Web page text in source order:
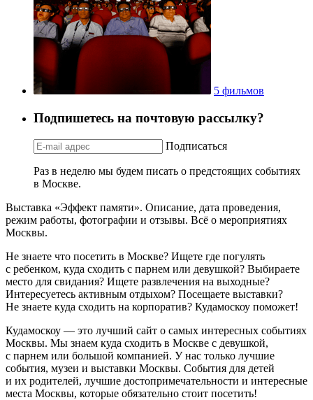
5 фильмов
Подпишетесь на почтовую рассылку?
Подписаться
Раз в неделю мы будем писать о предстоящих событиях
в Москве.
Выставка «Эффект памяти». Описание, дата проведения,
режим работы, фотографии и отзывы. Всё о мероприятиях
Москвы.
Не знаете что посетить в Москве? Ищете где погулять
с ребенком, куда сходить с парнем или девушкой? Выбираете
место для свидания? Ищете развлечения на выходные?
Интересуетесь активным отдыхом? Посещаете выставки?
Не знаете куда сходить на корпоратив? Кудамоскоу поможет!
Кудамоскоу — это лучший сайт о самых интересных событиях
Москвы. Мы знаем куда сходить в Москве с девушкой,
с парнем или большой компанией. У нас только лучшие
события, музеи и выставки Москвы. События для детей
и их родителей, лучшие достопримечательности и интересные
места Москвы, которые обязательно стоит посетить!